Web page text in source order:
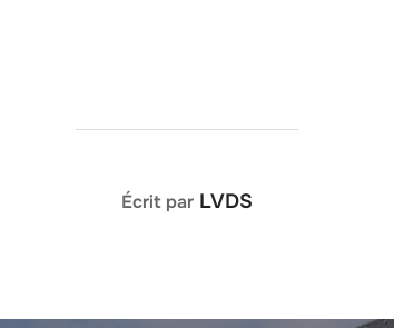
AUTEUR DE LA PUBLICATION
Écrit par LVDS